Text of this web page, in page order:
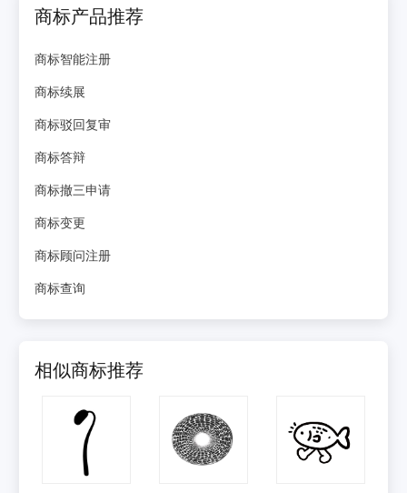
商标产品推荐
商标智能注册
商标续展
商标驳回复审
商标答辩
商标撤三申请
商标变更
商标顾问注册
商标查询
相似商标推荐